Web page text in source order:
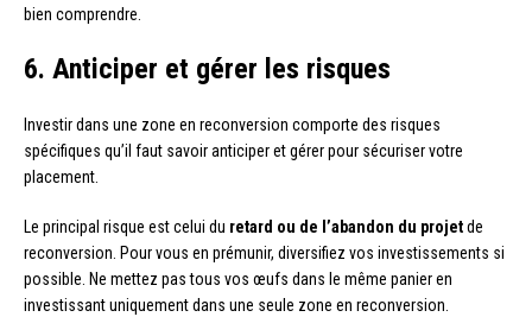
bien comprendre.
6. Anticiper et gérer les risques
Investir dans une zone en reconversion comporte des risques
spécifiques qu’il faut savoir anticiper et gérer pour sécuriser votre
placement.
Le principal risque est celui du retard ou de l’abandon du projetde
reconversion. Pour vous en prémunir, diversifiez vos investissements si
possible. Ne mettez pas tous vos œufs dans le même panier en
investissant uniquement dans une seule zone en reconversion.